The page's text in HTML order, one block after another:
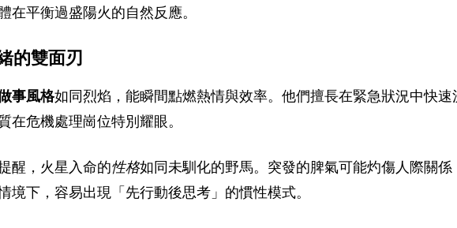
在平衡過盛陽火的自然反應。
的雙面刃
事風格如同烈焰，能瞬間點燃熱情與效率。他們擅長在緊急狀況中快速
在危機處理崗位特別耀眼。
醒，火星入命的性格如同未馴化的野馬。突發的脾氣可能灼傷人際關係
境下，容易出現「先行動後思考」的慣性模式。